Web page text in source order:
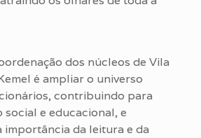
dos núcleos de Vila
é ampliar o universo
contribuindo para
social e educacional, e
importância da leitura e da